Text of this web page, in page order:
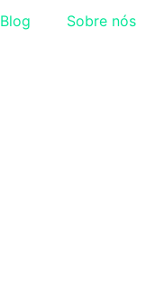
Blog Sobre nós